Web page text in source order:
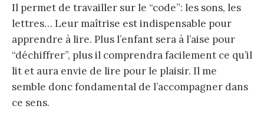
Il permet de travailler sur le “code”: les sons, les
lettres… Leur maîtrise est indispensable pour
apprendre à lire. Plus l’enfant sera à l’aise pour
“déchiffrer”, plus il comprendra facilement ce qu’il
lit et aura envie de lire pour le plaisir. Il me
semble donc fondamental de l’accompagner dans
ce sens.